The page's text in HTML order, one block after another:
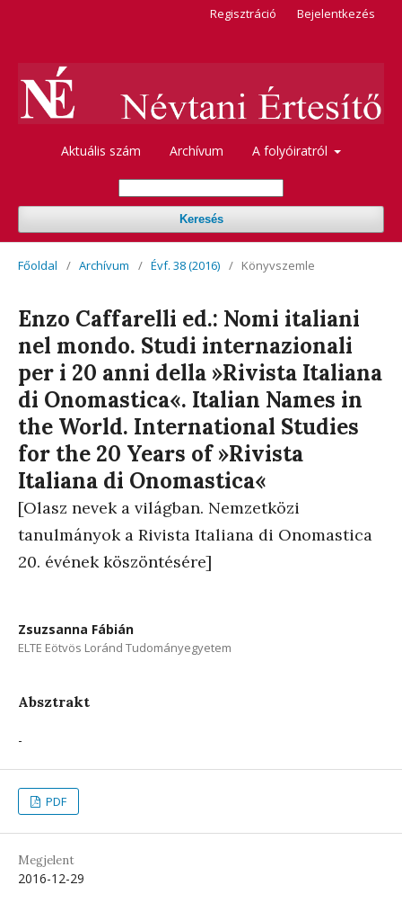
Aktuális szám Archívum A folyóiratról
Keresés
Regisztráció Bejelentkezés
Főoldal / Archívum / Évf. 38 (2016) / Könyvszemle
Enzo Caffarelli ed.: Nomi italiani
nel mondo. Studi internazionali
per i 20 anni della »Rivista Italiana
di Onomastica«. Italian Names in
the World. International Studies
for the 20 Years of »Rivista
Italiana di Onomastica«
[Olasz nevek a világban. Nemzetközi
tanulmányok a Rivista Italiana di Onomastica
20. évének köszöntésére]
Zsuzsanna Fábián
ELTE Eötvös Loránd Tudományegyetem
Absztrakt
-
PDF
Megjelent
2016-12-29